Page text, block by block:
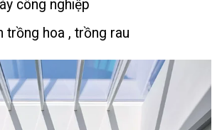
công nghiệp
trồng hoa , trồng rau